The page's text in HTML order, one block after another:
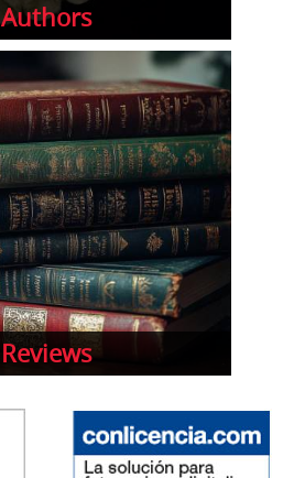
Authors
Reviews